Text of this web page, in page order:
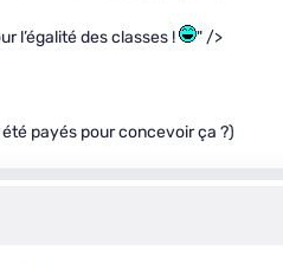
l’égalité des classes ! " />
payés pour concevoir ça ?)